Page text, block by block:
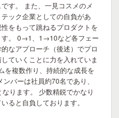
す。 また、一見コスメのメ
ック企業としての自負があ
をもって跳ねるプロダクトを
す。 0→1、1→10など各フェー
なアプローチ（後述）でプロ
ていくことに力を入れていま
を複数作り、持続的な成長を
バーは社員約70名であり、
ります。 少数精鋭でかなり
ると自負しております。